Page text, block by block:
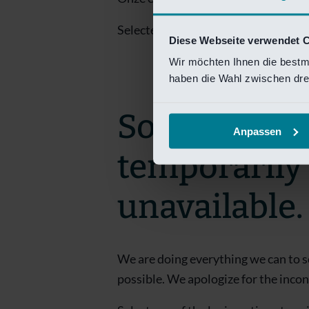
Diese Webseite verwendet
Wir möchten Ihnen die
haben die Wahl zwischen
Anpassen
Selecteer een van de login opties
Sorry! This
temporarily
unavailable.
We are doing everything we can to
possible. We apologize for the